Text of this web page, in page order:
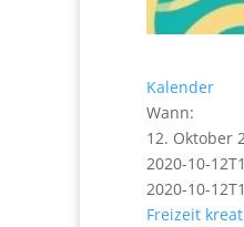
Kalender
Wann:
12. Oktober
2020-10-
2020-10-
Freizeit